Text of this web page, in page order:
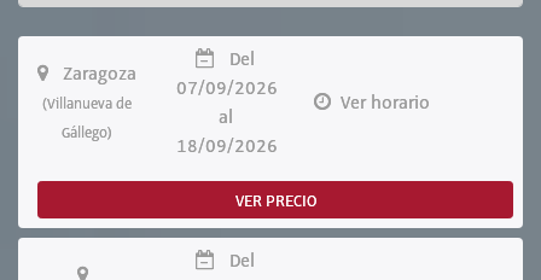
Zaragoza
(Villanueva de
Gállego)
Del
07/09/2026
al
18/09/2026
Ver horario
VER PRECIO
Del